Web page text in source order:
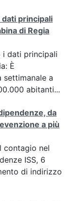
principali
di Regia
i dati principali
È
settimanale a
abitanti...
da
a più
contagio nel
ISS, 6
di indirizzo